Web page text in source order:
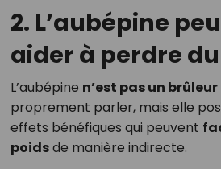
2. L’aubépine
aider à perdre
L’aubépine n’est pas un
proprement parler, mais elle
effets bénéfiques qui peuvent
poidsde manière indirecte.